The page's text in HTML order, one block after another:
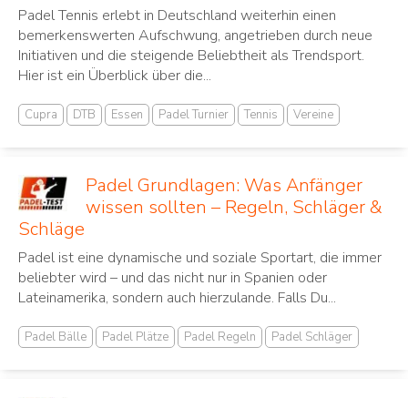
Padel Tennis erlebt in Deutschland weiterhin einen
bemerkenswerten Aufschwung, angetrieben durch neue
Initiativen und die steigende Beliebtheit als Trendsport.
Hier ist ein Überblick über die...
Cupra DTB Essen Padel Turnier Tennis Vereine
Padel Grundlagen: Was Anfänger
wissen sollten – Regeln, Schläger &
Schläge
Padel ist eine dynamische und soziale Sportart, die immer
beliebter wird – und das nicht nur in Spanien oder
Lateinamerika, sondern auch hierzulande. Falls Du...
Padel Bälle Padel Plätze Padel Regeln Padel Schläger